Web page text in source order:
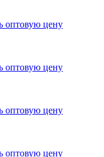
оптовую цену
оптовую цену
оптовую цену
оптовую цену